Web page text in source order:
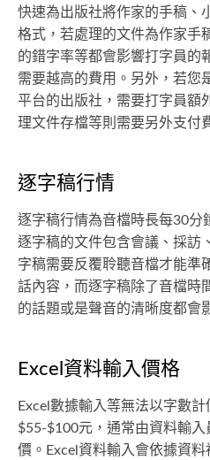
快速為出版社將作家的手稿、
格式，若處理的文件為作家手
的錯字率等都會影響打字員的
需要越高的費用。另外，若您
平台的出版社，需要打字員額
理文件存檔等則需要另外支付
逐字稿行情
逐字稿行情為音檔時長每30分
逐字稿的文件包含會議、採訪
字稿需要反覆聆聽音檔才能準
話內容，而逐字稿除了音檔時
的話題或是聲音的清晰度都會
Excel資料輸入價格
Excel數據輸入等無法以字數
$55-$100元，通常由資料輸
價。Excel資料輸入會依據資